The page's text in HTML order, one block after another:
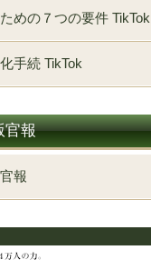
めの７つの要件 TikTok
手続 TikTok
官報
報